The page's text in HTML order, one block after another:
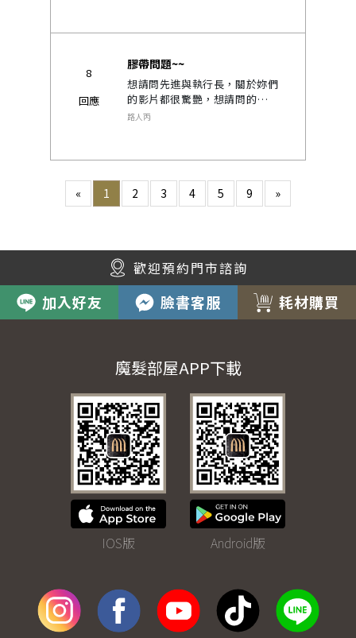
息慣的型會不好吹,所以都會..
8
回應
膠帶問題~~
想請問先進與執行長，關於妳們
的影片都很驚艷，想請問的是脫
安全帽=紅膠? 脫毛衣=紅膠? 對於
路人丙
« 1 2 3 4 5 9 »
歡迎預約門市諮詢
加入好友 臉書客服 耗材購買
魔髮部屋APP下載
IOS版 Android版